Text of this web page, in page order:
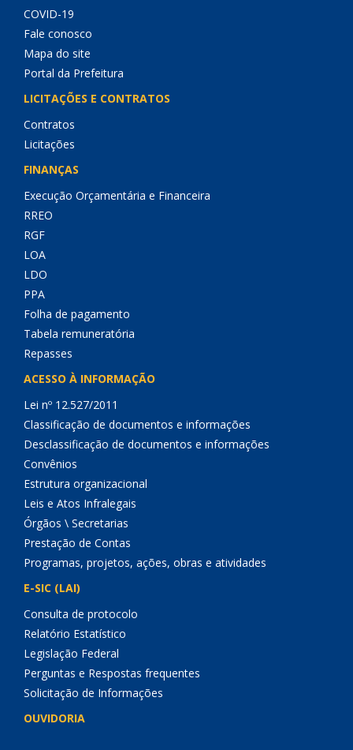
COVID-19
Fale conosco
Mapa do site
Portal da Prefeitura
LICITAÇÕES E CONTRATOS
Contratos
Licitações
FINANÇAS
Execução Orçamentária e Financeira
RREO
RGF
LOA
LDO
PPA
Folha de pagamento
Tabela remuneratória
Repasses
ACESSO À INFORMAÇÃO
Lei nº 12.527/2011
Classificação de documentos e informações
Desclassificação de documentos e informações
Convênios
Estrutura organizacional
Leis e Atos Infralegais
Órgãos \ Secretarias
Prestação de Contas
Programas, projetos, ações, obras e atividades
E-SIC (LAI)
Consulta de protocolo
Relatório Estatístico
Legislação Federal
Perguntas e Respostas frequentes
Solicitação de Informações
OUVIDORIA